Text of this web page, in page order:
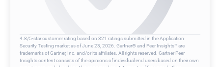
4.8/5-star customer rating based on 321 ratings submitted in the Application
Security Testing market as of June 23, 2026. Gartner® and Peer Insights™ are
trademarks of Gartner, Inc. and/or its affiliates. All rights reserved. Gartner Peer
Insights content consists of the opinions of individual end users based on their own